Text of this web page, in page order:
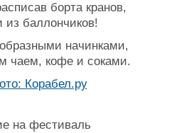
борта кранов,
из баллончиков!
начинками,
чаем, кофе и соками.
на фестиваль